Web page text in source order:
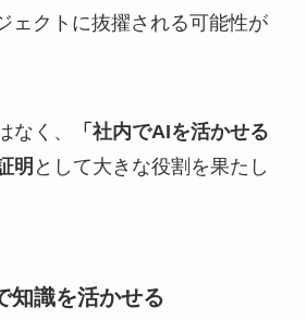
ェクトに抜擢される可能性が
なく、
「社内でAIを活かせる
明 として大きな役割を果たし
知識を活かせる